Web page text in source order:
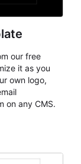
our free
it as you
own logo,
on any CMS.